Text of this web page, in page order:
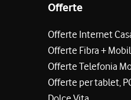
Offerte
Offerte Internet
Offerte Fibra +
Offerte Telefonia
Offerte per tablet,